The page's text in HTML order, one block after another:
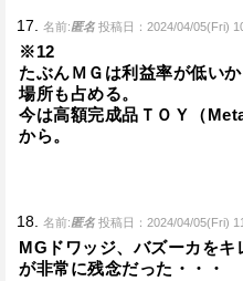
17. 名前:匿名 投稿日：2024/04/05(Fri)
※12
たぶんＭＧは利益率が低い
場所も占める。
今は高額完成品ＴＯＹ（
から。
18. 名前:匿名 投稿日：2024/04/05(Fri)
MGドワッジ、バズーカを
が非常に残念だった・・・